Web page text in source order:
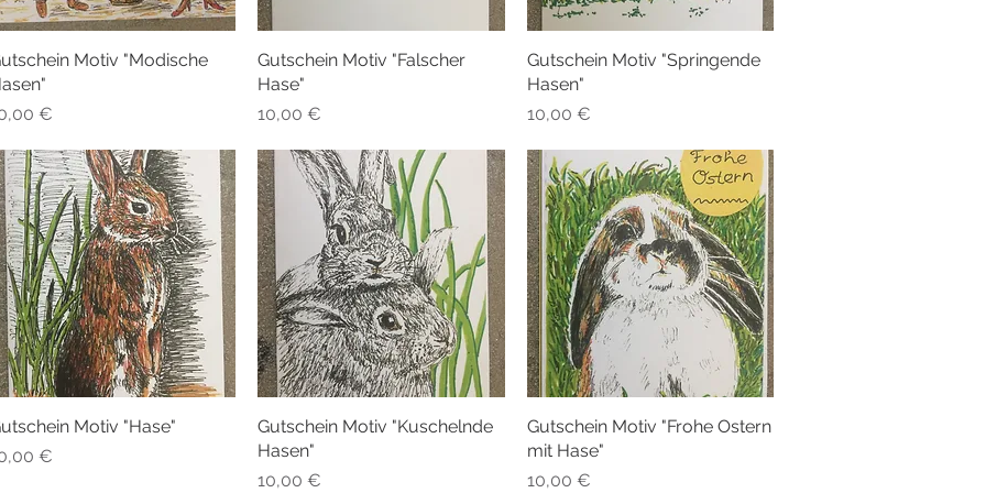
Schnellansicht
Motiv "Modische
€
Schnellansicht
Gutschein Motiv "Falscher
Hase"
Preis
10,00 €
Schnellansicht
Gutschein Motiv "Springende
Hasen"
Preis
10,00 €
Schnellansicht
Motiv "Hase"
€
Schnellansicht
Gutschein Motiv "Kuschelnde
Hasen"
Preis
10,00 €
Schnellansicht
Gutschein Motiv "Frohe Ostern
mit Hase"
Preis
10,00 €